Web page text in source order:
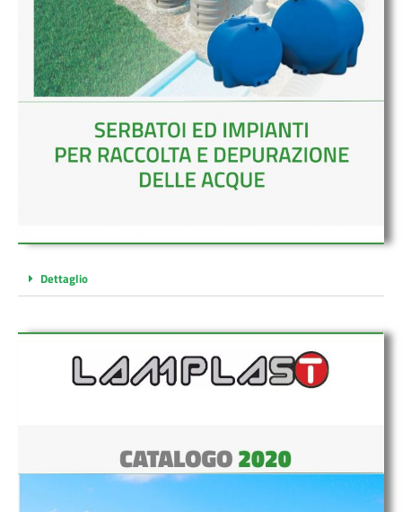
Dettaglio